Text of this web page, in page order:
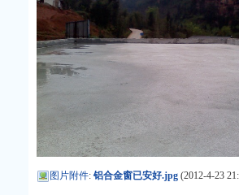
图片附件:铝合金窗已安好.jpg (2012-4-23